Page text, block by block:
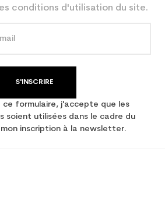
kg)conditions d'utilisation du site.
S'INSCRIRE
ce formulaire, j'accepte que les
soient utilisées dans le cadre du
inscription à la newsletter.